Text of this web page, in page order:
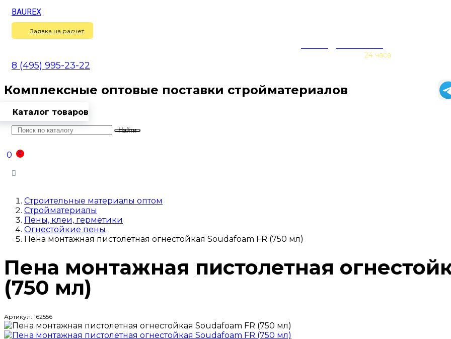
BAUREX
Заявка на расчет
24 часа
8 (495) 995-23-22
Комплексные оптовые поставки стройматериалов
Каталог товаров
Найти
0
0
Строительные материалы оптом
Стройматериалы
Пены, клеи, герметики
Огнестойкие пены
Пена монтажная пистолетная огнестойкая Soudafoam FR (750 мл)
Пена монтажная пистолетная
(750 мл)
Артикул: 162556